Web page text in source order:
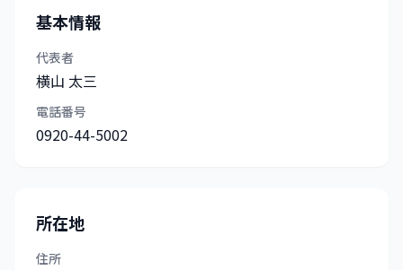
基本情報
代表者
横山 太三
電話番号
0920-44-5002
所在地
住所